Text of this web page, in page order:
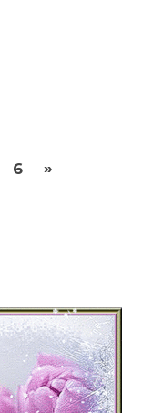
6 »